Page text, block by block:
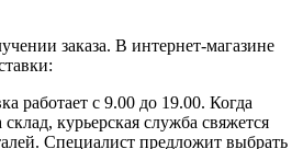
заказа. В интернет-магазине
работает с 9.00 до 19.00. Когда
курьерская служба свяжется
Специалист предложит выбрать